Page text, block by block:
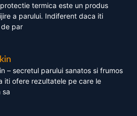
termica este un produs
a parului. Indiferent daca iti
par
– secretul parului sanatos si frumos
iti ofere rezultatele pe care le
sa